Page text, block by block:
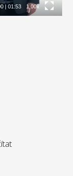
| 01:53 1.00x